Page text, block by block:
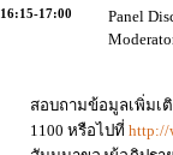
16:15-17:00
Panel
สอบถามข้อมูลเพิ่มเ
1100 หรือไปที่ http://